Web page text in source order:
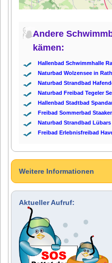
Andere
kämen:
Hallenbad Schwimmhalle
Naturbad Wolzensee in
Naturbad Strandbad
Naturbad Freibad Tegeler
Hallenbad Stadtbad
Freibad Sommerbad
Naturbad Strandbad
Freibad Erlebnisfreibad
Weitere Informationen
Aktueller Aufruf: